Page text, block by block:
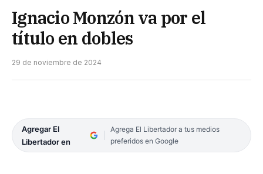
Ignacio Monzón va por el
título en dobles
29 de noviembre de 2024
Agregar El
Libertador en
Agrega El Libertador a tus medios
preferidos en Google